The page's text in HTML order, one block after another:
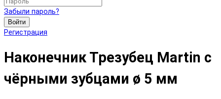
Забыли пароль?
Войти
Регистрация
Наконечник Трезубец Martin с
чёрными зубцами ø 5 мм